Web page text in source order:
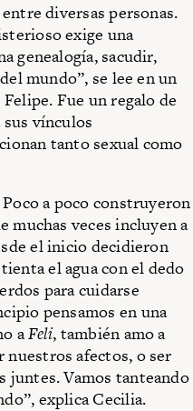
diversas personas.
exige una
genealogía, sacudir,
mundo”, se lee en un
Fue un regalo de
vínculos
tanto sexual como
a poco construyeron
muchas veces incluyen a
el inicio decidieron
el agua con el dedo
para cuidarse
pensamos en una
aFeli, también amo a
nuestros afectos, o ser
juntes. Vamos tanteando
explica Cecilia.